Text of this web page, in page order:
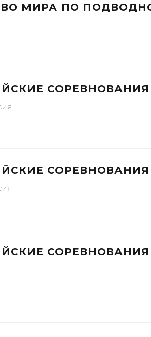
МИРА ПО